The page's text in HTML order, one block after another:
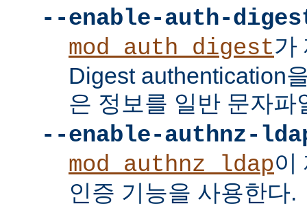
--enable-auth-
mod_auth_digest가
Digest authentication
은 정보를 일반 문자파
--enable-authnz-
mod_authnz_ldap이
인증 기능을 사용한다.